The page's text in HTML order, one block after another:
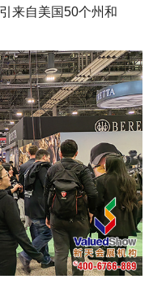
来自美国50个州和